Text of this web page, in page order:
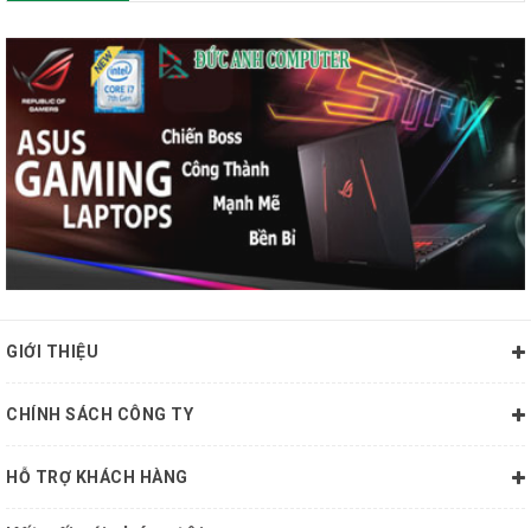
GIỚI THIỆU
CHÍNH SÁCH CÔNG TY
HỖ TRỢ KHÁCH HÀNG